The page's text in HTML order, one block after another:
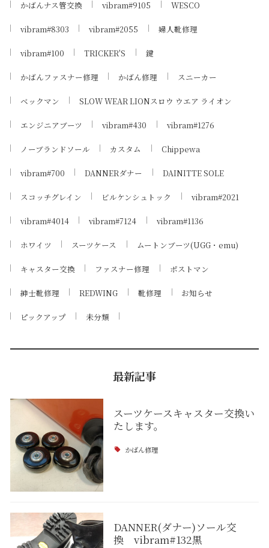
かばんナス管交換 vibram#9105 WESCO
vibram#8303 vibram#2055 婦人靴修理
vibram#100 TRICKER'S 鍵
かばんファスナー修理 かばん修理 スニーカー
ベックマン SLOW WEAR LIONスロウ ウエア ライオン
エンジニアブーツ vibram#430 vibram#1276
ノーブランドソール カスタム Chippewa
vibram#700 DANNERダナー DAINITTE SOLE
スコッチグレイン ビルケンシュトック vibram#2021
vibram#4014 vibram#7124 vibram#1136
ホワイツ スーツケース ムートンブーツ(UGG・emu)
キャスター交換 ファスナー修理 ポストマン
紳士靴修理 REDWING 靴修理 お知らせ
ピックアップ 未分類
最新記事
スーツケースキャスター交換い
たします。
かばん修理
DANNER(ダナー)ソール交
換 vibram#132黒